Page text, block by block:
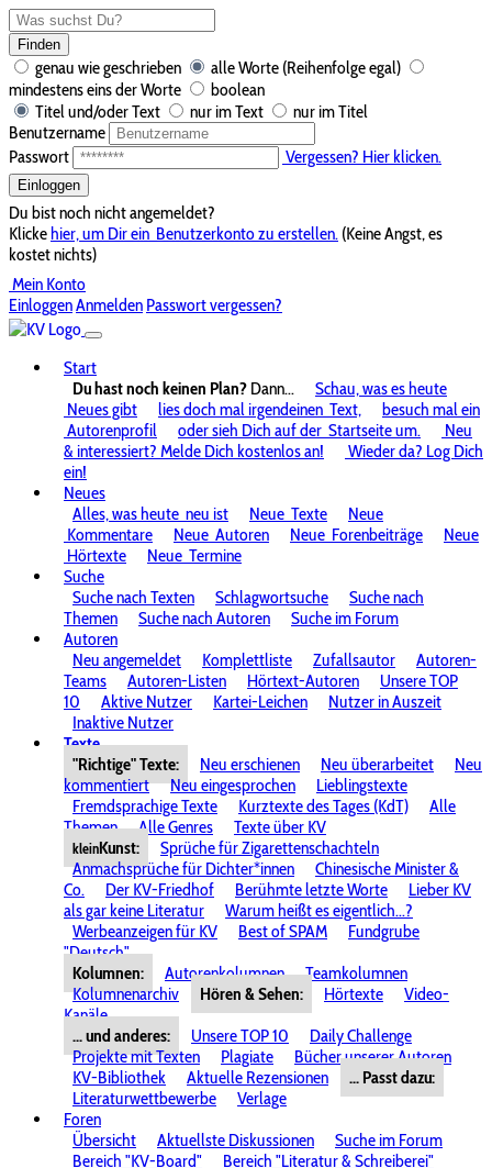
Finden
genau wie geschrieben
alle Worte (Reihenfolge egal)
mindestens eins der Worte
boolean
Titel und/oder Text
nur im Text
nur im Titel
Benutzername
Passwort
Vergessen? Hier klicken.
Einloggen
Du bist noch nicht angemeldet?
Klickehier, um Dir ein Benutzerkonto zu erstellen. (Keine Angst, es
kostet nichts)
Mein Konto
EinloggenAnmelden Passwort vergessen?
Start
Du hast noch keinen Plan? Dann...
Schau, was es heute
Neues gibt
lies doch mal irgendeinen Text,
besuch mal ein
Autorenprofil
oder sieh Dich auf der Startseite um.
Neu
& interessiert? Melde Dich kostenlos an!
Wieder da? Log Dich
ein!
Neues
Alles, was heute neu ist Neue Texte
Neue
Kommentare
Neue Autoren Neue Forenbeiträge
Neue
Hörtexte
Neue Termine
Suche
Suche nach Texten
Schlagwortsuche
Suche nach
Themen
Suche nach Autoren
Suche im Forum
Autoren
Neu angemeldet
Komplettliste Zufallsautor
Autoren-
Teams
Autoren-Listen Hörtext-Autoren
Unsere TOP
10
Aktive Nutzer Kartei-Leichen
Nutzer in Auszeit
Inaktive Nutzer
Texte
"Richtige" Texte:
Neu erschienen Neu überarbeitet
Neu
kommentiert
Neu eingesprochen
Lieblingstexte
Fremdsprachige Texte
Kurztexte des Tages (KdT)
Alle
Themen
Alle Genres Texte über KV
kleinKunst:
Sprüche für Zigarettenschachteln
Anmachsprüche für Dichter*innen
Chinesische Minister &
Co.
Der KV-Friedhof Berühmte letzte Worte
Lieber KV
als gar keine Literatur
Warum heißt es eigentlich...?
Werbeanzeigen für KV
Best of SPAM
Fundgrube
"Deutsch"
Kolumnen:
Autorenkolumnen
Teamkolumnen
Kolumnenarchiv
Hören & Sehen: Hörtexte
Video-
Kanäle
... und anderes:
Unsere TOP 10
Daily Challenge
Projekte mit Texten
Plagiate
Bücher unserer Autoren
KV-Bibliothek
Aktuelle Rezensionen
... Passt dazu:
Literaturwettbewerbe
Verlage
Foren
Übersicht
Aktuellste Diskussionen
Suche im Forum
Bereich "KV-Board"
Bereich "Literatur & Schreiberei"